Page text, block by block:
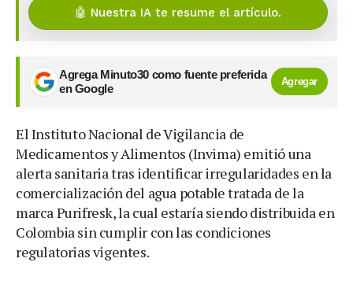
🤖 Nuestra IA te resume el artículo.
Agrega Minuto30 como fuente preferida
en Google
Agregar
El Instituto Nacional de Vigilancia de
Medicamentos y Alimentos (Invima) emitió una
alerta sanitaria tras identificar irregularidades en la
comercialización del agua potable tratada de la
marca Purifresk, la cual estaría siendo distribuida en
Colombia sin cumplir con las condiciones
regulatorias vigentes.